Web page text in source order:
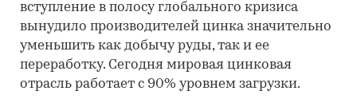
вступление в полосу глобального кризиса
вынудило производителей цинка значительно
уменьшить как добычу руды, так и ее
переработку. Сегодня мировая цинковая
отрасль работает с 90% уровнем загрузки.